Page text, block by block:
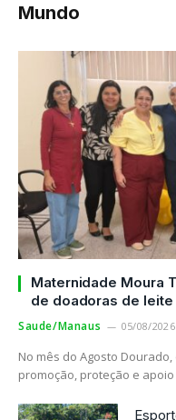
Mundo
Maternidade Moura
de doadoras de leite
Saude/Manaus 05/08/2026
No mês do Agosto
promoção, proteção e